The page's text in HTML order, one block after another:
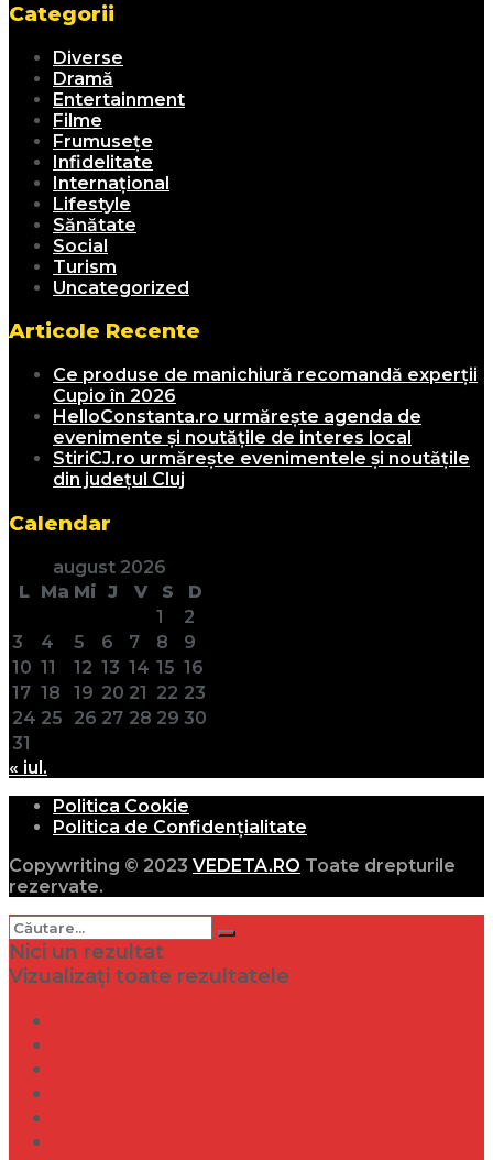
Categorii
Diverse
Dramă
Entertainment
Filme
Frumusețe
Infidelitate
Internațional
Lifestyle
Sănătate
Social
Turism
Uncategorized
Articole Recente
Ce produse de manichiură recomandă experții
Cupio în 2026
HelloConstanta.ro urmărește agenda de
evenimente și noutățile de interes local
StiriCJ.ro urmărește evenimentele și noutățile
din județul Cluj
Calendar
august 2026
L Ma Mi J V S
D
1
2
3
4 5 6 7 8
9
10 11 12 13 14 15 16
17 18 19 20 21 22 23
24 25 26 27 28 29 30
31
« iul.
Politica Cookie
Politica de Confidențialitate
Copywriting © 2023 VEDETA.RO Toate drepturile
rezervate.
Nici un rezultat
Vizualizați toate rezultatele